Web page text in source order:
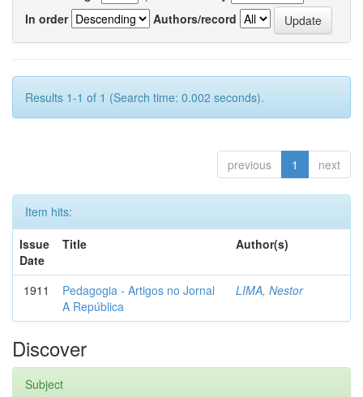
In order
Authors/record
Results 1-1 of 1 (Search time: 0.002 seconds).
previous 1 next
Item hits:
Issue
Date
Title Author(s)
1911
Pedagogia - Artigos no Jornal
A República
LIMA, Nestor
Discover
Subject